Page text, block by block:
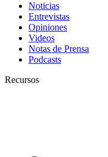
Noticias
Entrevistas
Opiniones
Videos
Notas de Prensa
Podcasts
Recursos